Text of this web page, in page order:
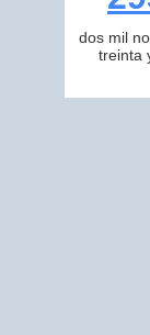
dos mil
treinta